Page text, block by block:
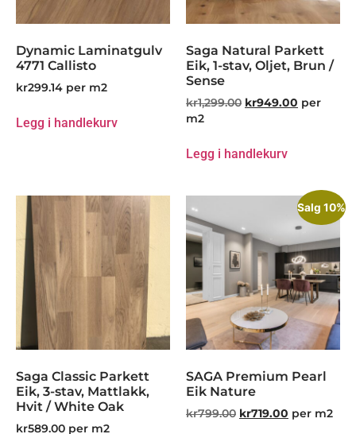
Dynamic Laminatgulv
4771 Callisto
kr299.14 per m2
Legg i handlekurv
Saga Natural Parkett
Eik, 1-stav, Oljet, Brun /
Sense
kr1,299.00 kr949.00 per
m2
Legg i handlekurv
Saga Classic Parkett
Eik, 3-stav, Mattlakk,
Hvit / White Oak
kr589.00 per m2
Salg 10%
SAGA Premium Pearl
Eik Nature
kr799.00 kr719.00 per m2